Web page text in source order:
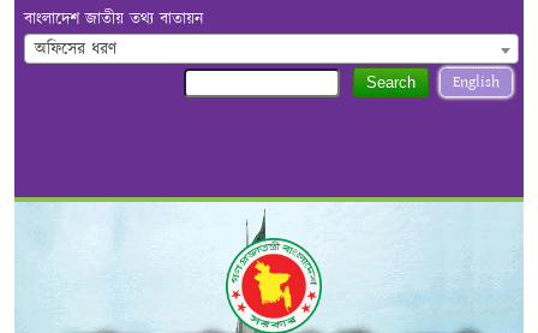
বাংলাদেশ জাতীয় তথ্য বাতায়ন
অফিসের ধরণ
English
Search